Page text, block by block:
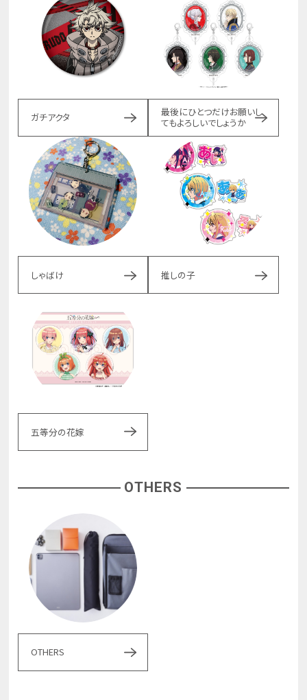
ガチアクタ
最後にひとつだけお願いし
てもよろしいでしょうか
しゃばけ 推しの子
五等分の花嫁
OTHERS
OTHERS